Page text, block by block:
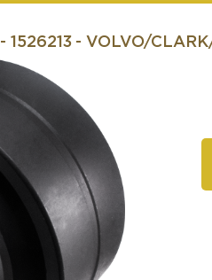
- 1526213 - VOLVO/